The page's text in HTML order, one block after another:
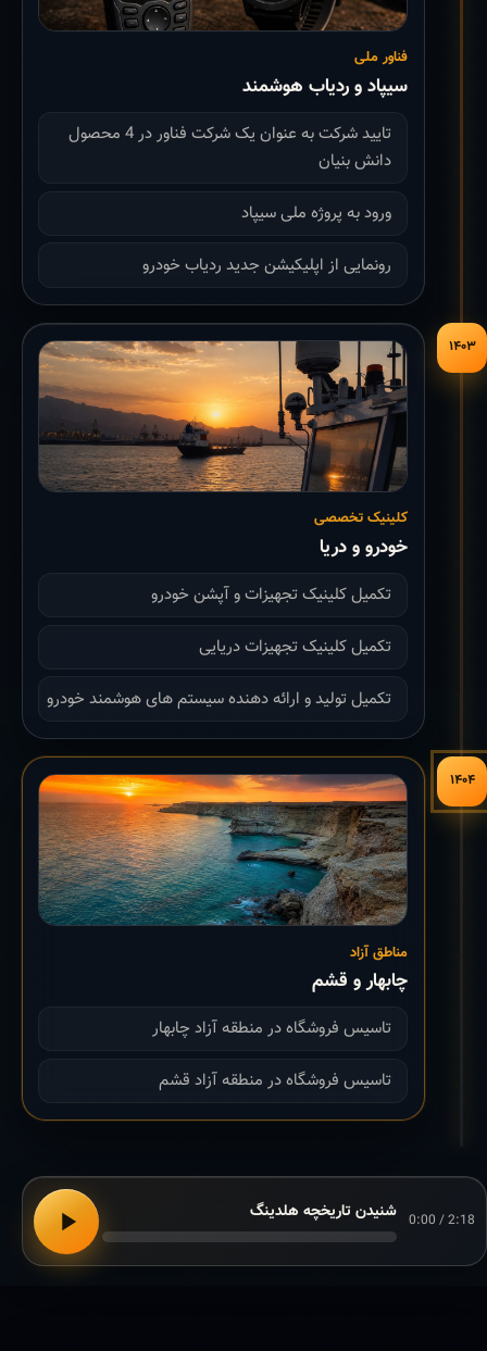
فناور ملی
سیپاد و ردیاب هوشمند
تایید شرکت به عنوان یک شرکت فناور در 4 محصول
دانش بنیان
ورود به پروژه ملی سیپاد
رونمایی از اپلیکیشن جدید ردیاب خودرو
۱۴۰۳
کلینیک تخصصی
خودرو و دریا
تکمیل کلینیک تجهیزات و آپشن خودرو
تکمیل کلینیک تجهیزات دریایی
تکمیل تولید و ارائه دهنده سیستم های هوشمند خودرو
۱۴۰۴
مناطق آزاد
چابهار و قشم
تاسیس فروشگاه در منطقه آزاد چابهار
تاسیس فروشگاه در منطقه آزاد قشم
0:00 / 2:18 شنیدن تاریخچه هلدینگ